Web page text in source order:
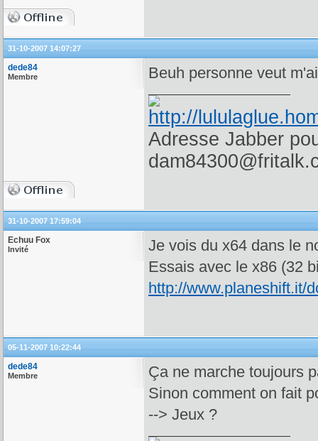
31-10-2007 14:07:27
dede84
Membre Beuh personne veut
Adresse Jabber
31-10-2007 17:59:04
Echuu Fox
Invité
Je vois du x64 dans le
Essais avec le x86 (32
http://www.planeshift.it/
05-11-2007 10:22:44
dede84
Membre
Ça ne marche toujours
Sinon comment on fait
--> Jeux ?